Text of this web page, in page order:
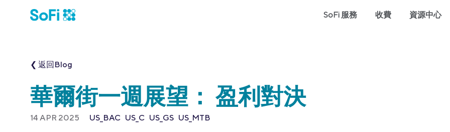
SoFi 服務 收費 資源中心
❮ 返回Blog
華爾街一週展望： 盈利對決
14 APR 2025 US_BAC US_C US_GS US_MTB